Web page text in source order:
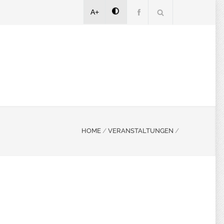
A+
HOME / VERANSTALTUNGEN /